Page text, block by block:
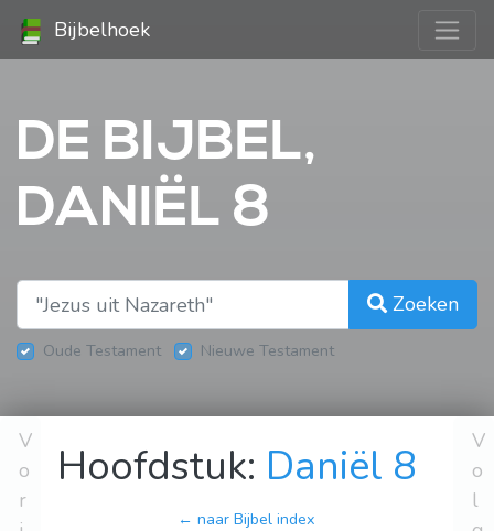
Bijbelhoek
DE BIJBEL,
DANIËL 8
Zoeken
Oude Testament Nieuwe Testament
V
o
r
Hoofdstuk: Daniël 8
← naar Bijbel index
V
o
l